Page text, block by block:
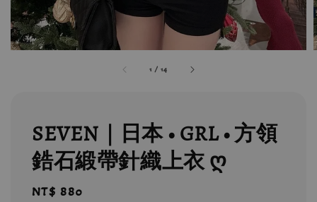
1 /14
SEVEN｜日本 • GRL • 方領
鋯石緞帶針織上衣 ღ
Regular
NT$ 880